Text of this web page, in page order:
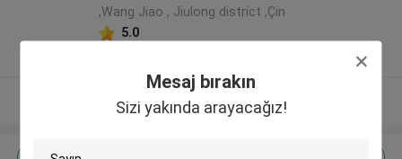
Mesaj bırakın
Sizi yakında arayacağız!
,Wang Jiao , Jiulong district ,Çin
5.0
Daha fazla göster